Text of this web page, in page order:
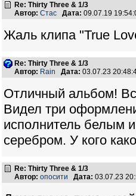
Re: Thirty Three & 1/3
Автор: Стас Дата: 09.07.19
Жаль клипа "True
Re: Thirty Three & 1/3
Автор: Rain Дата: 03.07.23
Отличный альбом!
Видел три
исполнитель белым
серебром. У кого
Re: Thirty Three & 1/3
Автор: опосити Дата: 03.07.23